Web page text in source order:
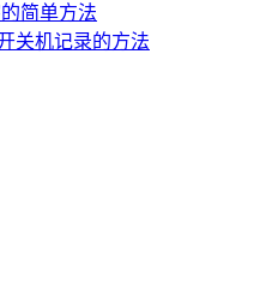
简单方法
关机记录的方法